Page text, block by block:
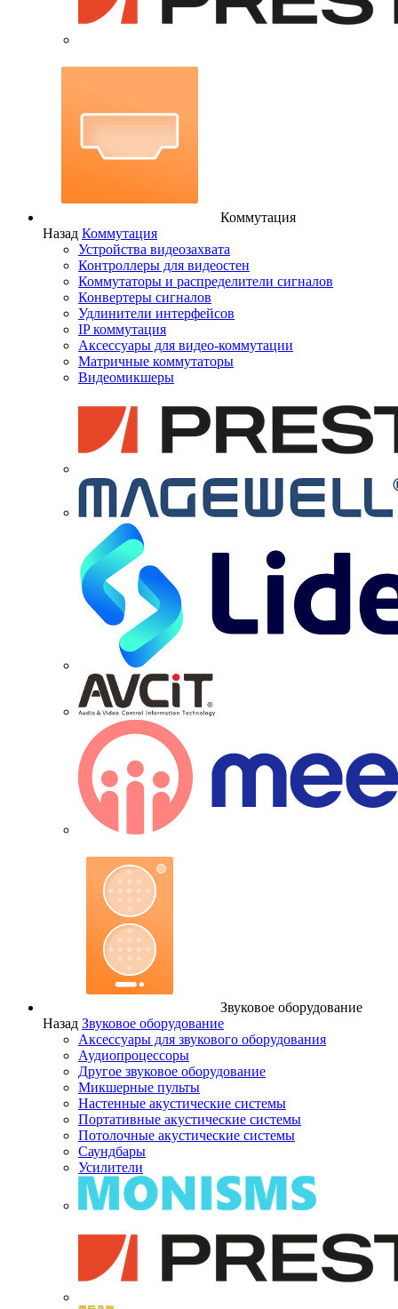
Коммутация
Назад Коммутация
Устройства видеозахвата
Контроллеры для видеостен
Коммутаторы и распределители сигналов
Конвертеры сигналов
Удлинители интерфейсов
IP коммутация
Аксессуары для видео-коммутации
Матричные коммутаторы
Видеомикшеры
Звуковое оборудование
Назад Звуковое оборудование
Аксессуары для звукового оборудования
Аудиопроцессоры
Другое звуковое оборудование
Микшерные пульты
Настенные акустические системы
Портативные акустические системы
Потолочные акустические системы
Саундбары
Усилители